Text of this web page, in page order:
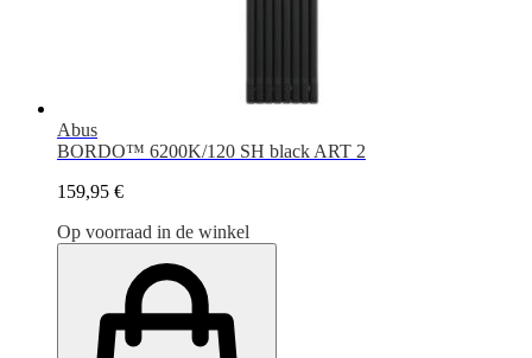
Abus
BORDO™ 6200K/120 SH black ART 2
159,95 €
Op voorraad in de winkel